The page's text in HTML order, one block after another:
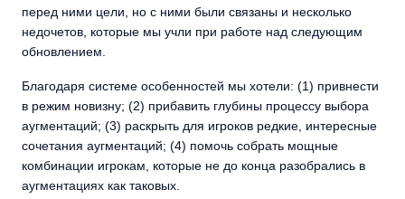
перед ними цели, но с ними были связаны и несколько
недочетов, которые мы учли при работе над следующим
обновлением.
Благодаря системе особенностей мы хотели: (1) привнести
в режим новизну; (2) прибавить глубины процессу выбора
аугментаций; (3) раскрыть для игроков редкие, интересные
сочетания аугментаций; (4) помочь собрать мощные
комбинации игрокам, которые не до конца разобрались в
аугментациях как таковых.